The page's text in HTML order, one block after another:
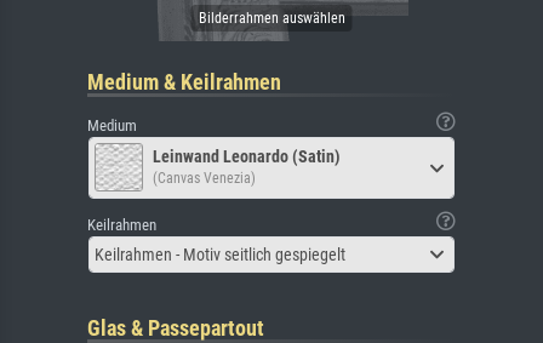
Medium & Keilrahmen
Medium
Leinwand Leonardo (Satin)
(Canvas Venezia)
Keilrahmen
Keilrahmen - Motiv seitlich gespiegelt
Glas & Passepartout